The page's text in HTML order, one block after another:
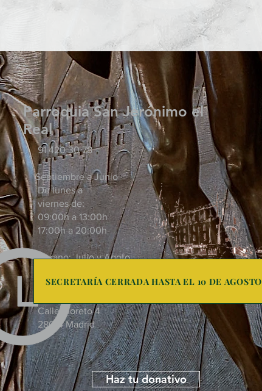
Parroquia San Jerónimo el
Real
91 420 30 78
Septiembre a Junio
De lunes a
viernes de:
09:00h a 13:00h
17:00h a 20:00h
Verano: Julio y Agoto
09:30 a 13:00
17:30 a 20:45
Calle Moreto 4
28014 Madrid
SECRETARÍA CERRADA HASTA EL 10 DE AGOSTO
Haz tu donativo